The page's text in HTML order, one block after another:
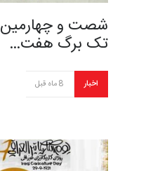
شصت و چهارمین
تک برگ هفت…
اخبار 8 ماه قبل